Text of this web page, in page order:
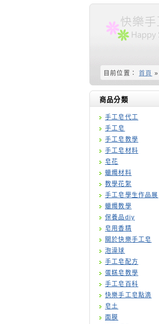
目前位置： 首頁 »
商品分類
手工皂代工
手工皂
手工皂教學
手工皂材料
皂花
蠟燭材料
教學花絮
手工皂學生作品展
蠟燭教學
保養品diy
皂用香精
關於快樂手工皂
泡澡球
手工皂配方
蛋糕皂教學
手工皂百科
快樂手工皂點滴
皂土
面膜